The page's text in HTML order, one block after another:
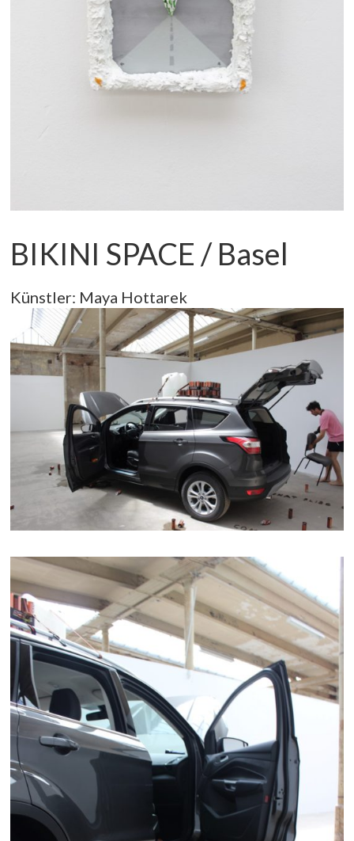
BIKINI SPACE / Basel
Künstler: Maya Hottarek